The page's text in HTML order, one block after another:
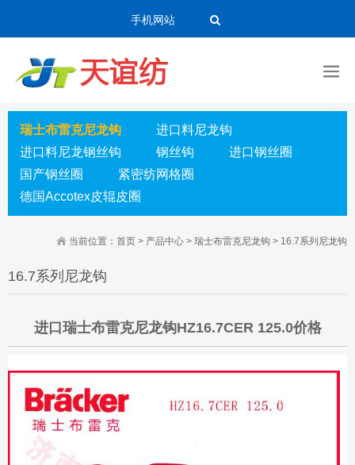
手机网站
瑞士布雷克尼龙钩
进口料尼龙钩
进口料尼龙钢丝钩
钢丝钩
进口钢丝圈
国产钢丝圈
紧密纺网格圈
德国Accotex皮辊皮圈
当前位置： 首页 > 产品中心 > 瑞士布雷克尼龙钩 > 16.7系列尼龙钩
16.7系列尼龙钩
进口瑞士布雷克尼龙钩HZ16.7CER 125.0价格